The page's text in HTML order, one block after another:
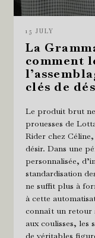
15 JULY
La
comment
clés de
Le produit brut
prouesses de
Rider chez
désir. Dans une
personnalisée,
standardisation
ne suffit plus à
à cette
connaît un retour
aux coulisses, les
de véritables